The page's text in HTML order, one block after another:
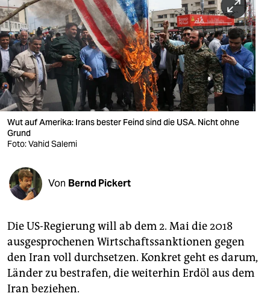
berlin
nord
wahrheit
verlag
verlag
veranstaltungen
shop
fragen & hilfe
abo
genossenschaft
epaper login
Wut auf Amerika: Irans bester Feind sind die USA. Nicht ohne
Grund
Foto: Vahid Salemi
Von Bernd Pickert
Die US-Regierung will ab dem 2. Mai die 2018
ausgesprochenen Wirtschaftssanktionen gegen
den Iran voll durchsetzen. Konkret geht es darum,
Länder zu bestrafen, die weiterhin Erdöl aus dem
Iran beziehen.